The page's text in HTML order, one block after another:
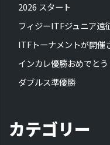
2026 スタート
フィジーITFジュニア遠
ITFトーナメントが開催
インカレ優勝おめでと
ダブルス準優勝
カテゴリー